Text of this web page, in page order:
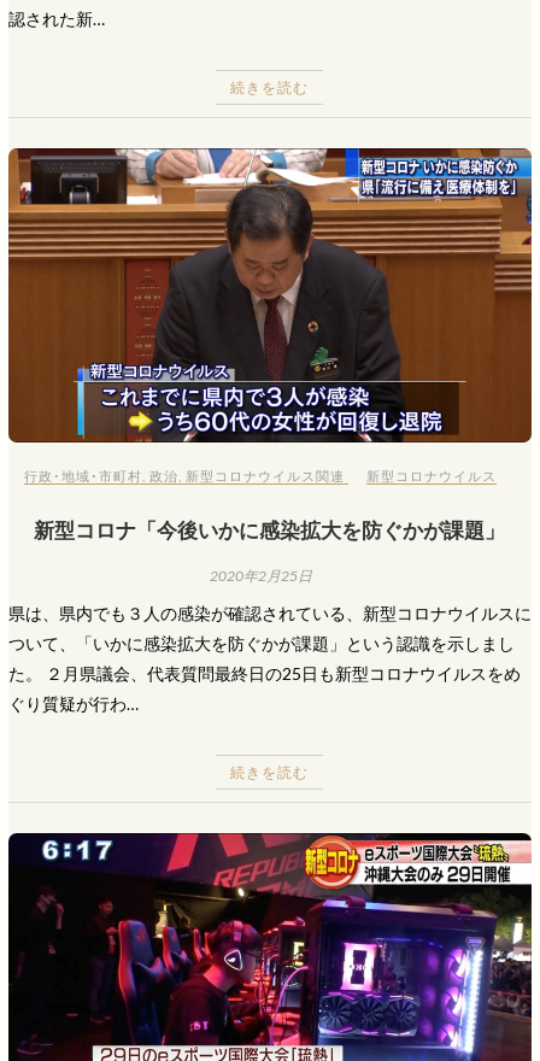
認された新…
続きを読む
行政･地域･市町村 ,政治 新型コロナウイルス関連 新型コロナウイルス
新型コロナ「今後いかに感染拡大を防ぐかが課題」
2020年2月25日
県は、県内でも３人の感染が確認されている、新型コロナウイルスに
ついて、「いかに感染拡大を防ぐかが課題」という認識を示しまし
た。 ２月県議会、代表質問最終日の25日も新型コロナウイルスをめ
ぐり質疑が行わ…
続きを読む